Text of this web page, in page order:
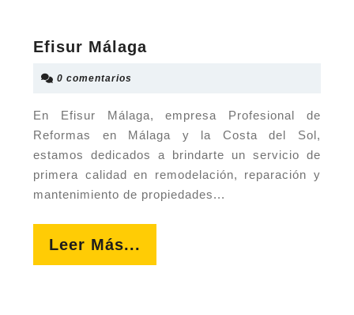
Efisur Málaga
0 comentarios
En Efisur Málaga, empresa Profesional de
Reformas en Málaga y la Costa del Sol,
estamos dedicados a brindarte un servicio de
primera calidad en remodelación, reparación y
mantenimiento de propiedades...
Leer Más...
Más...